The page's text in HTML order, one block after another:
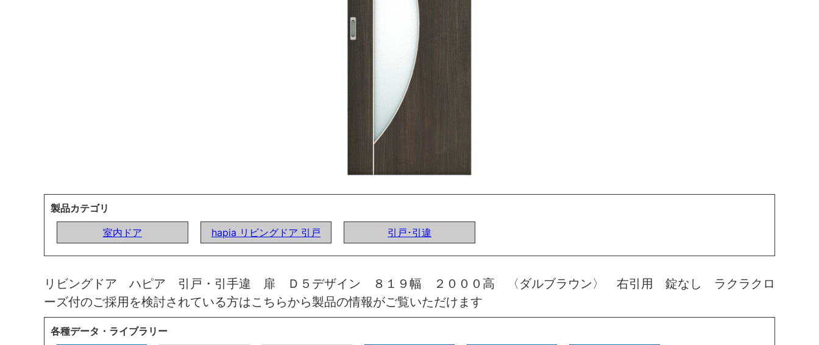
製品カテゴリ
室内ドア
hapia リビングドア 引戸 引戸･引違
リビングドア ハピア 引戸・引手違 扉 Ｄ５デザイン ８１９幅 ２０００高 〈ダルブラウン〉 右引用 錠なし ラクラクロ
ーズ付のご採用を検討されている方はこちらから製品の情報がご覧いただけます
各種データ・ライブラリー